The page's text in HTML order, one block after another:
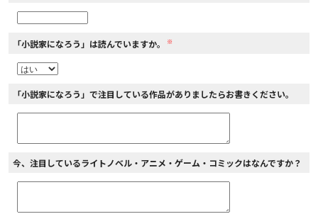
「小説家になろう」は読んでいますか。 ※
「小説家になろう」で注目している作品がありましたらお書きください。
今、注目しているライトノベル・アニメ・ゲーム・コミックはなんですか？